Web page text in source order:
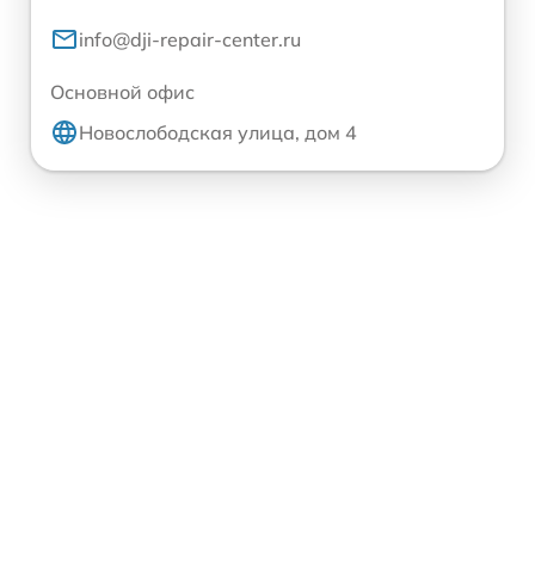
info@dji-repair-center.ru
Основной офис
Новослободская улица, дом 4